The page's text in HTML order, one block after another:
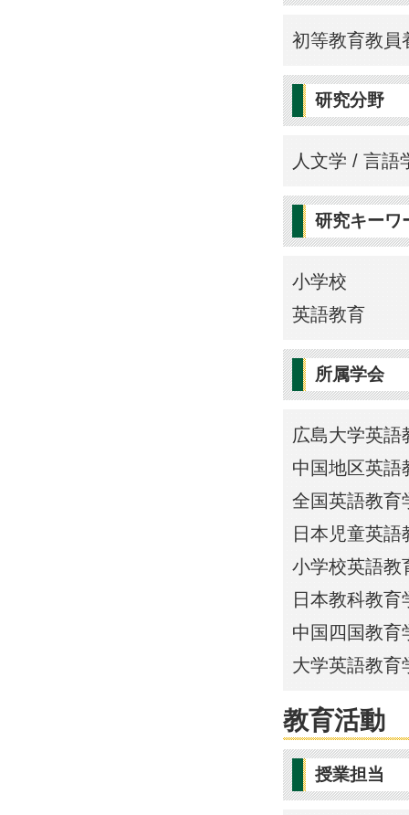
初等教育教員
研究分野
人文学 / 言語
研究キーワ
小学校
英語教育
所属学会
広島大学英語
中国地区英語
全国英語教育
日本児童英
小学校英語教
日本教科教
中国四国教育
大学英語教育
教育活動
授業担当